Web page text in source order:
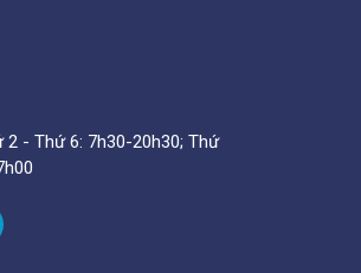
- Thứ 6: 7h30-20h30; Thứ